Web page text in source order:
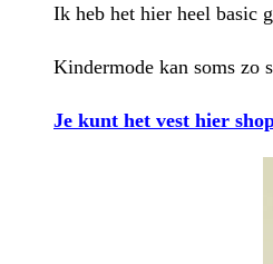
Ik heb het hier heel basic
Kindermode kan soms zo
Je kunt het vest hier